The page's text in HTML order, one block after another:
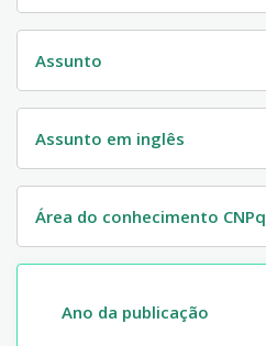
Assunto
Assunto em inglês
Área do conhecimento CNPq
Ano da publicação